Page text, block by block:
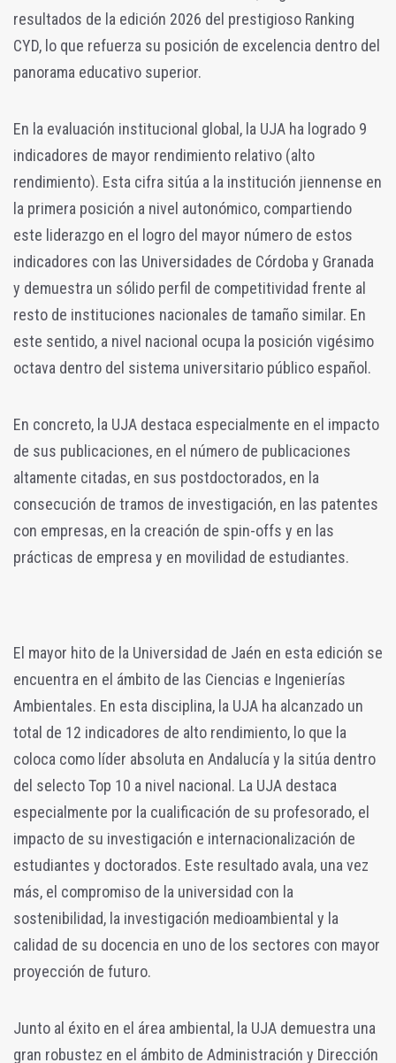
resultados de la edición 2026 del prestigioso Ranking
CYD, lo que refuerza su posición de excelencia dentro del
panorama educativo superior.
En la evaluación institucional global, la UJA ha logrado 9
indicadores de mayor rendimiento relativo (alto
rendimiento). Esta cifra sitúa a la institución jiennense en
la primera posición a nivel autonómico, compartiendo
este liderazgo en el logro del mayor número de estos
indicadores con las Universidades de Córdoba y Granada
y demuestra un sólido perfil de competitividad frente al
resto de instituciones nacionales de tamaño similar. En
este sentido, a nivel nacional ocupa la posición vigésimo
octava dentro del sistema universitario público español.
En concreto, la UJA destaca especialmente en el impacto
de sus publicaciones, en el número de publicaciones
altamente citadas, en sus postdoctorados, en la
consecución de tramos de investigación, en las patentes
con empresas, en la creación de spin-offs y en las
prácticas de empresa y en movilidad de estudiantes.
El mayor hito de la Universidad de Jaén en esta edición se
encuentra en el ámbito de las Ciencias e Ingenierías
Ambientales. En esta disciplina, la UJA ha alcanzado un
total de 12 indicadores de alto rendimiento, lo que la
coloca como líder absoluta en Andalucía y la sitúa dentro
del selecto Top 10 a nivel nacional. La UJA destaca
especialmente por la cualificación de su profesorado, el
impacto de su investigación e internacionalización de
estudiantes y doctorados. Este resultado avala, una vez
más, el compromiso de la universidad con la
sostenibilidad, la investigación medioambiental y la
calidad de su docencia en uno de los sectores con mayor
proyección de futuro.
Junto al éxito en el área ambiental, la UJA demuestra una
gran robustez en el ámbito de Administración y Dirección